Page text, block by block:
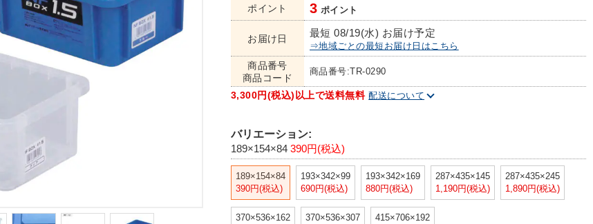
ポイント 3 ポイント
お届け日 最短 08/19(水) お届け予定
⇒地域ごとの最短お届け日はこちら
商品番号
商品コード
商品番号:TR-0290
3,300円(税込)以上で送料無料 配送について
バリエーション:
189×154×84 390円(税込)
189×154×84
390円(税込)
193×342×99
690円(税込)
193×342×169
880円(税込)
287×435×145
1,190円(税込)
287×435×245
1,890円(税込)
370×536×162
370×536×307
415×706×192